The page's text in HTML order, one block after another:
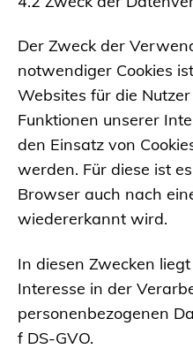
Der Zweck der
notwendiger Cookies
Websites für die
Funktionen unserer
den Einsatz von
werden. Für diese ist
Browser auch nach
wiedererkannt wird.
In diesen Zwecken
Interesse in der
personenbezogenen
f DS-GVO.